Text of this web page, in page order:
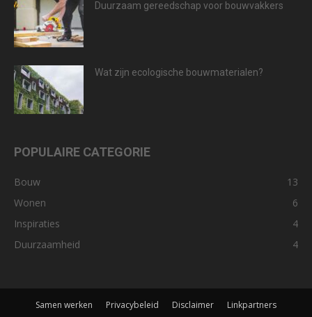
Duurzaam gereedschap voor bouwvakkers
Wat zijn ecologische bouwmaterialen?
POPULAIRE CATEGORIE
Bouw
13
Wonen
6
Inspiraties
4
Duurzaamheid
4
Samen werken Privacybeleid Disclaimer Linkpartners